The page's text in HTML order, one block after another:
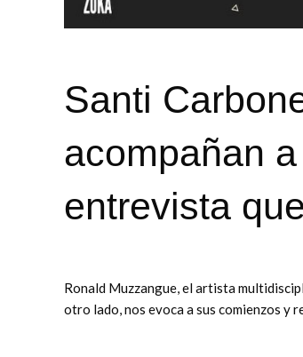
Santi
acompañan
entrevista
Ronald Muzzangue, el artista
otro lado, nos evoca a sus comienzos y